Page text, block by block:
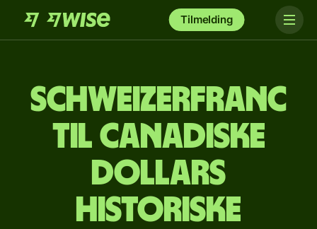
Tilmelding
schweizerfranc
til canadiske
dollars
Historiske